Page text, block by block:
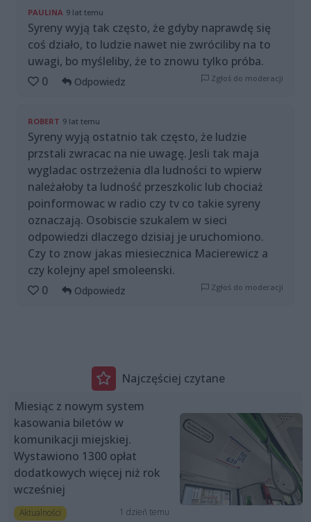
PAULINA 9 lat temu
Syreny wyją tak często, że gdyby naprawdę się
coś działo, to ludzie nawet nie zwróciliby na to
uwagi, bo myśleliby, że to znowu tylko próba.
0
Odpowiedz Zgłoś do moderacji
ROBERT 9 lat temu
Syreny wyją ostatnio tak często, że ludzie
przstali zwracac na nie uwagę. Jesli tak maja
wygladac ostrzeżenia dla ludności to wpierw
należałoby ta ludność przeszkolic lub chociaż
poinformowac w radio czy tv co takie syreny
oznaczają. Osobiscie szukalem w sieci
odpowiedzi dlaczego dzisiaj je uruchomiono.
Czy to znow jakas miesiecznica Macierewicz a
czy kolejny apel smoleenski.
0
Odpowiedz Zgłoś do moderacji
Najczęściej czytane
Miesiąc z nowym system
kasowania biletów w
komunikacji miejskiej.
Wystawiono 1300 opłat
dodatkowych więcej niż rok
wcześniej
Aktualności 1 dzień temu